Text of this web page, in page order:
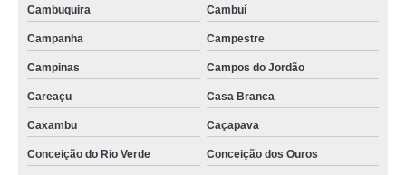
gravadores veiculares preço Bonfim
gravador veicular preço Lorena
gravador digital veicular Sete Lagoas
gravador dvr veicular preço Enseada do Suá
quanto custa camera veicular gravador Campanha
cameras para veiculos com gravador Pernambuco
Cambuquira Cambuí
Campanha Campestre
Campinas Campos do Jordão
Careaçu Casa Branca
Caxambu Caçapava
Conceição do Rio Verde Conceição dos Ouros